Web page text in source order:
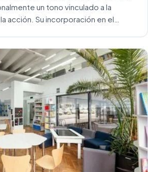
un tono vinculado a la
acción. Su incorporación en el